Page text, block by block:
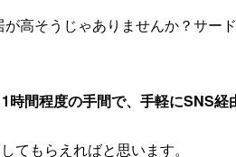
高そうじゃありませんか？サ
間程度の手間で、手軽にSNS経
てもらえればと思います。